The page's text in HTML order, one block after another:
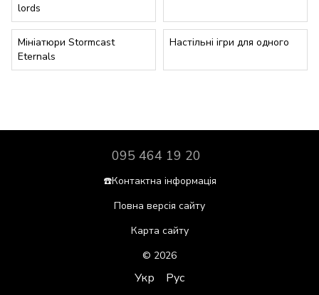
lords
Мініатюри Stormcast
Eternals
Настільні ігри для одного
095 464 19 20
☎️Контактна інформація
Повна версія сайту
Карта сайту
© 2026
Укр Рус